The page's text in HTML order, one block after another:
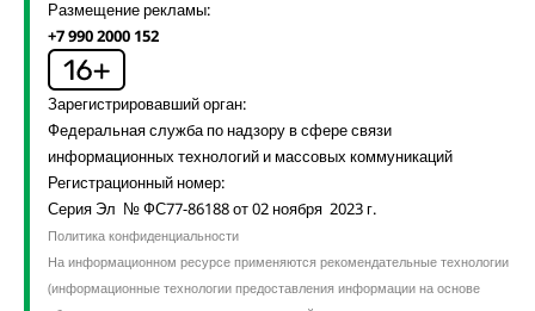
Размещение рекламы:
+7 990 2000 152
Зарегистрировавший орган:
Федеральная служба по надзору в сфере связи
информационных технологий и массовых коммуникаций
Регистрационный номер:
Серия Эл № ФС77-86188 от 02 ноября 2023 г.
Политика конфиденциальности
На информационном ресурсе применяются рекомендательные технологии
(информационные технологии предоставления информации на основе